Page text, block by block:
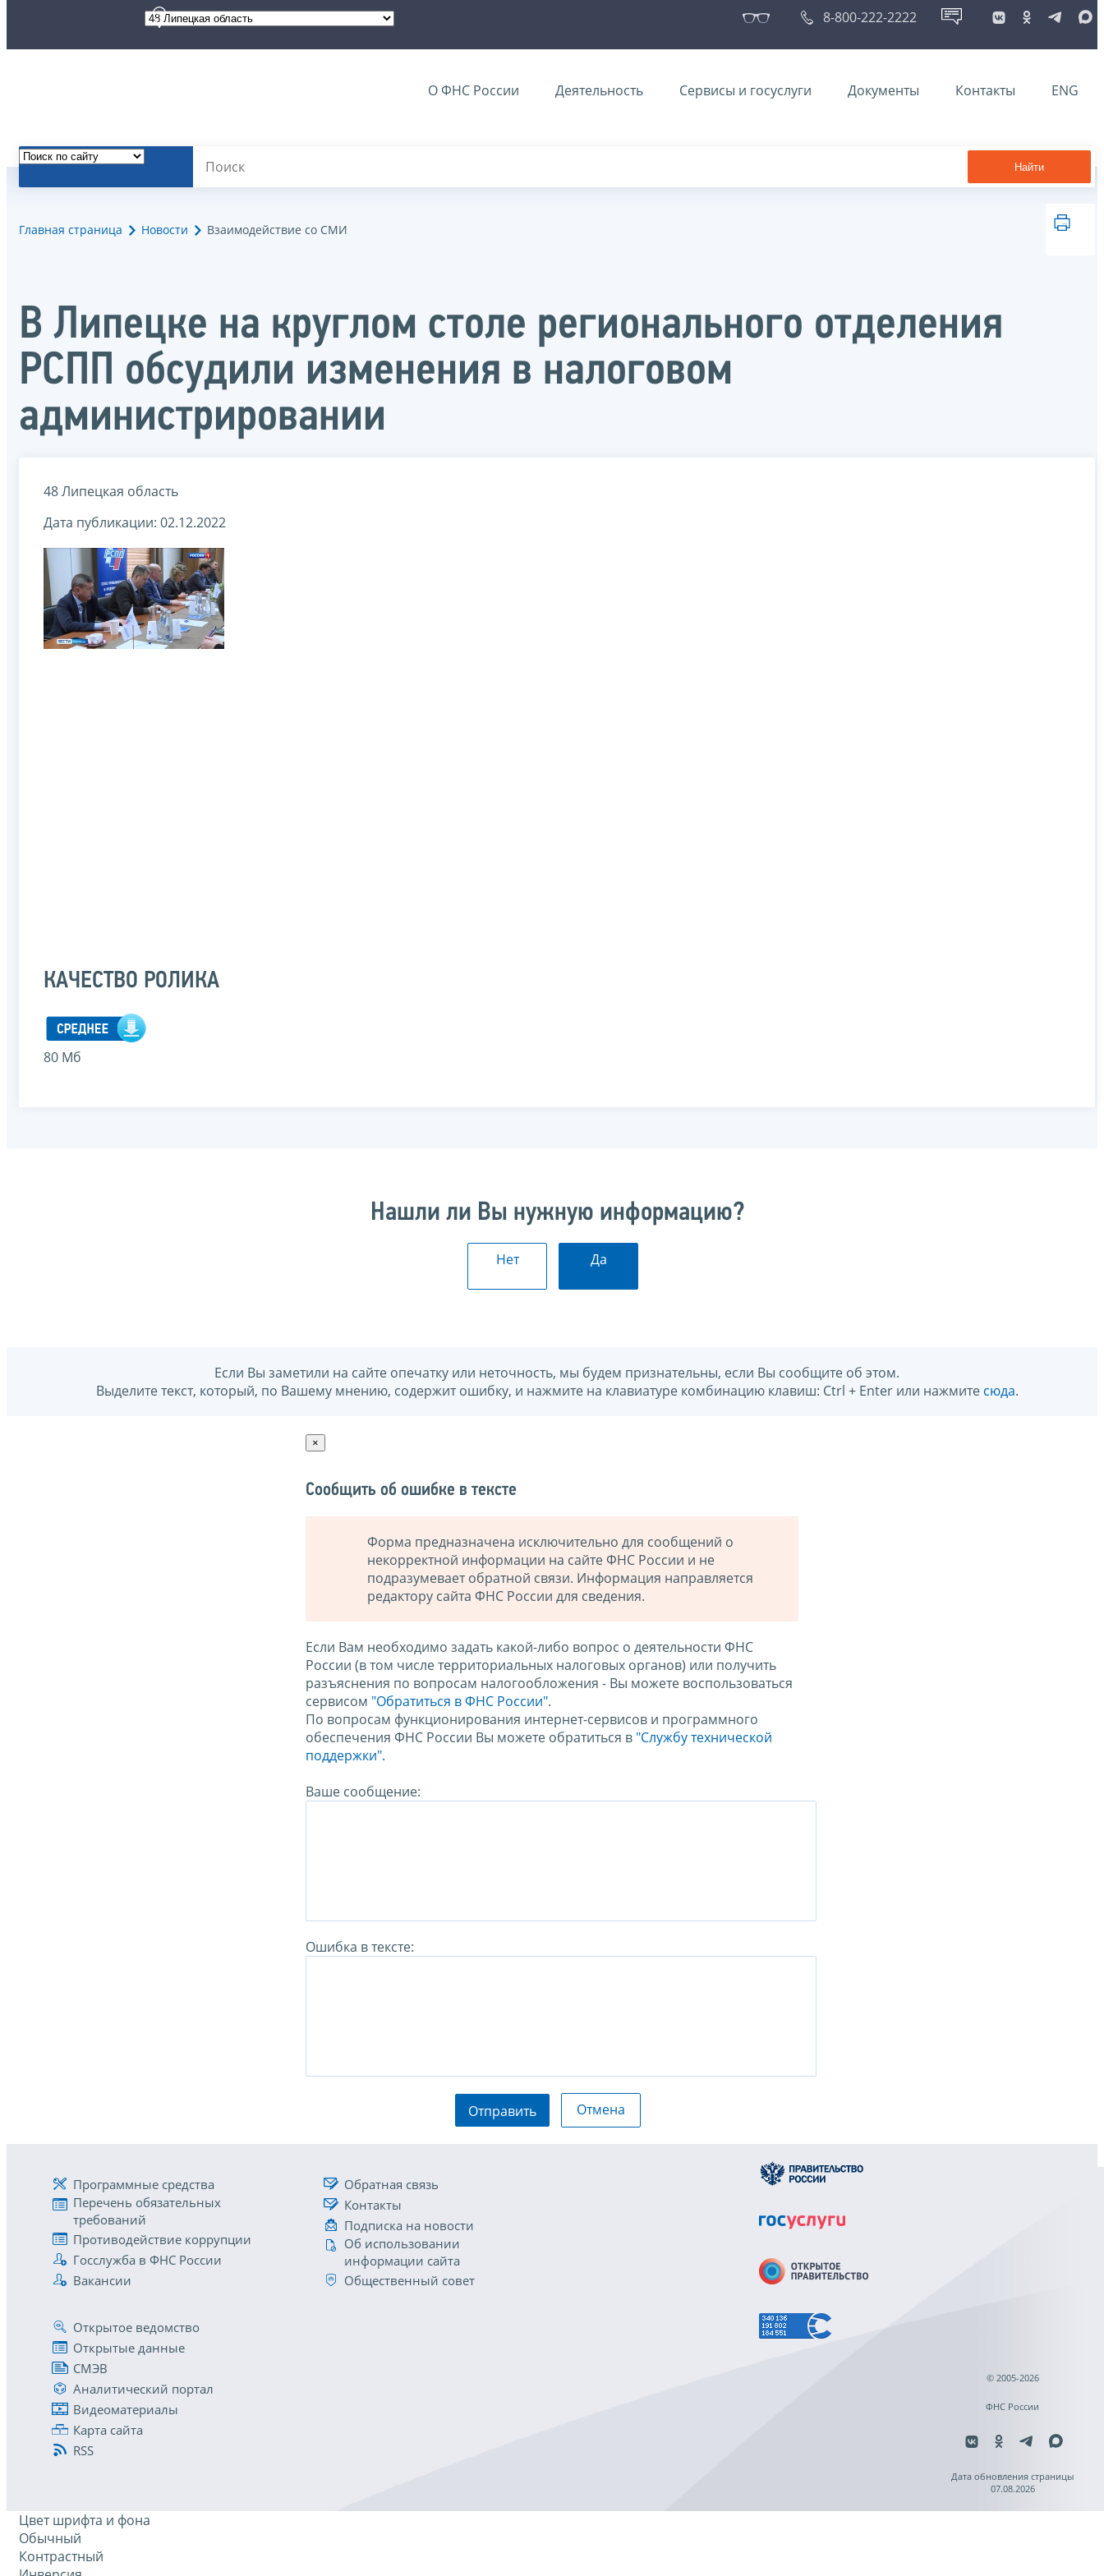
8-800-222-2222
О ФНС России Деятельность Сервисы и госуслуги Документы Контакты ENG
Найти
Главная страница Новости Взаимодействие со СМИ
В Липецке на круглом столе регионального отделения
РСПП обсудили изменения в налоговом
администрировании
48 Липецкая область
Дата публикации: 02.12.2022
КАЧЕСТВО РОЛИКА
80 Мб
Нашли ли Вы нужную информацию?
Нет Да
Если Вы заметили на сайте опечатку или неточность, мы будем признательны, если Вы сообщите об этом.
Выделите текст, который, по Вашему мнению, содержит ошибку, и нажмите на клавиатуре комбинацию клавиш: Ctrl + Enter или нажмите сюда.
×
Сообщить об ошибке в тексте
Форма предназначена исключительно для сообщений о
некорректной информации на сайте ФНС России и не
подразумевает обратной связи. Информация направляется
редактору сайта ФНС России для сведения.
Если Вам необходимо задать какой-либо вопрос о деятельности ФНС
России (в том числе территориальных налоговых органов) или получить
разъяснения по вопросам налогообложения - Вы можете воспользоваться
сервисом "Обратиться в ФНС России".
По вопросам функционирования интернет-сервисов и программного
обеспечения ФНС России Вы можете обратиться в "Службу технической
поддержки".
Ваше сообщение:
Ошибка в тексте:
Отправить Отмена
Программные средства
Перечень обязательных
требований
Противодействие коррупции
Госслужба в ФНС России
Вакансии
Обратная связь
Контакты
Подписка на новости
Об использовании
информации сайта
Общественный совет
Открытое ведомство
Открытые данные
СМЭВ
Аналитический портал
Видеоматериалы
Карта сайта
RSS
© 2005-2026
ФНС России
Дата обновления страницы
07.08.2026
Цвет шрифта и фона
Обычный
Контрастный